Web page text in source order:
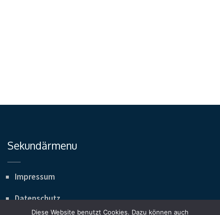
Sekundärmenu
Impressum
Datenschutz
Diese Website benutzt Cookies. Dazu können auch